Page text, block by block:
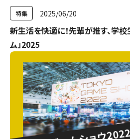
特集 2025/06/20
新生活を快適に！先輩が推す、学
ム」2025